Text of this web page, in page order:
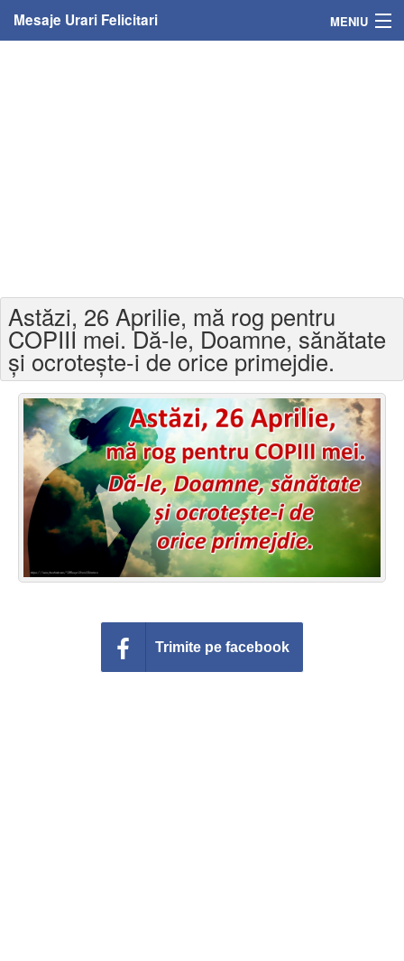
Mesaje Urari Felicitari MENIU
Felicitari varsta
Felicitari zilele anului
Felicitari zile saptamana
Felicitari muzicale
Felicitari muzicale personalizate
Felicitari animate
Invitatii personalizate
Astăzi, 26 Aprilie, mă rog pentru
COPIII mei. Dă-le, Doamne, sănătate
și ocrotește-i de orice primejdie.
Trimite pe facebook